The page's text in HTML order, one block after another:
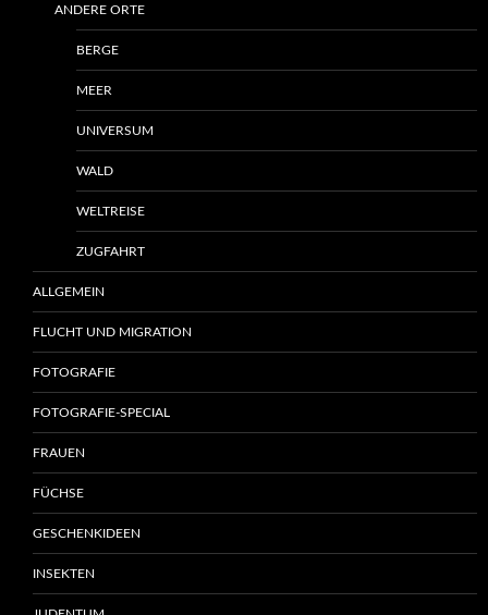
ANDERE ORTE
BERGE
MEER
UNIVERSUM
WALD
WELTREISE
ZUGFAHRT
ALLGEMEIN
FLUCHT UND MIGRATION
FOTOGRAFIE
FOTOGRAFIE-SPECIAL
FRAUEN
FÜCHSE
GESCHENKIDEEN
INSEKTEN